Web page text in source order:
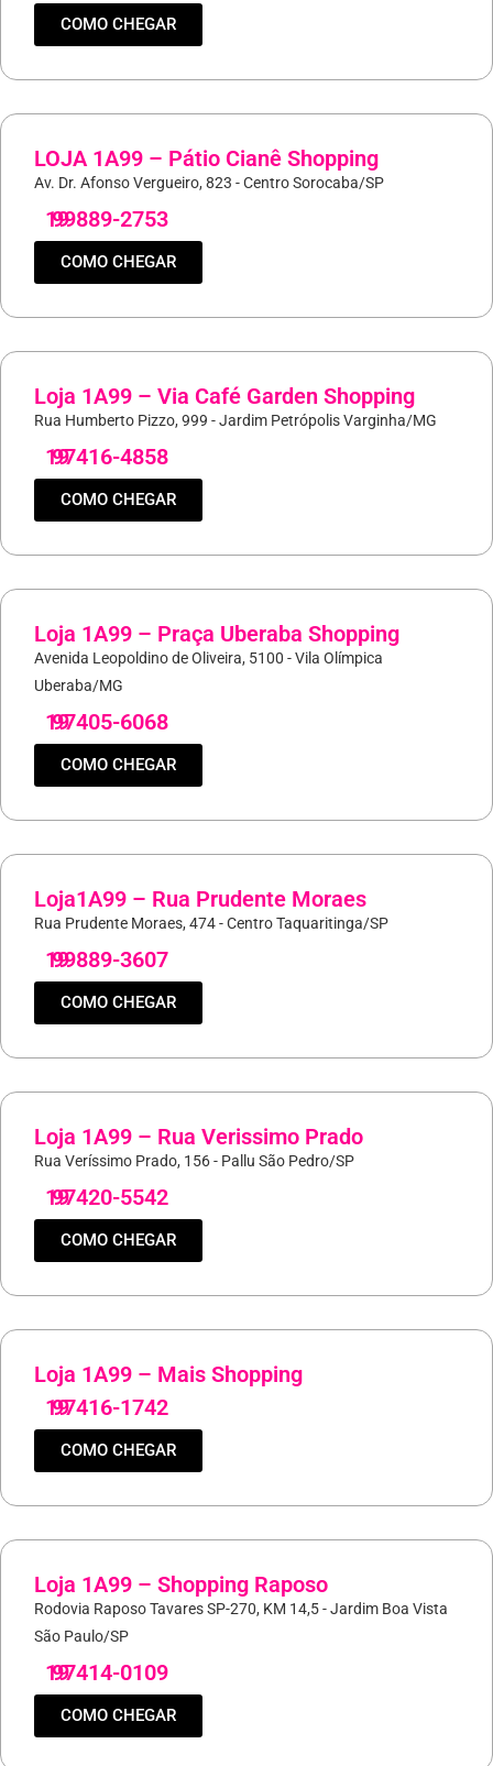
COMO CHEGAR
LOJA 1A99 – Pátio Cianê Shopping
Av. Dr. Afonso Vergueiro, 823 - Centro Sorocaba/SP
19
99889-2753
COMO CHEGAR
Loja 1A99 – Via Café Garden Shopping
Rua Humberto Pizzo, 999 - Jardim Petrópolis Varginha/MG
19
97416-4858
COMO CHEGAR
Loja 1A99 – Praça Uberaba Shopping
Avenida Leopoldino de Oliveira, 5100 - Vila Olímpica
Uberaba/MG
19
97405-6068
COMO CHEGAR
Loja1A99 – Rua Prudente Moraes
Rua Prudente Moraes, 474 - Centro Taquaritinga/SP
19
99889-3607
COMO CHEGAR
Loja 1A99 – Rua Verissimo Prado
Rua Veríssimo Prado, 156 - Pallu São Pedro/SP
19
97420-5542
COMO CHEGAR
Loja 1A99 – Mais Shopping
19
97416-1742
COMO CHEGAR
Loja 1A99 – Shopping Raposo
Rodovia Raposo Tavares SP-270, KM 14,5 - Jardim Boa Vista
São Paulo/SP
19
97414-0109
COMO CHEGAR